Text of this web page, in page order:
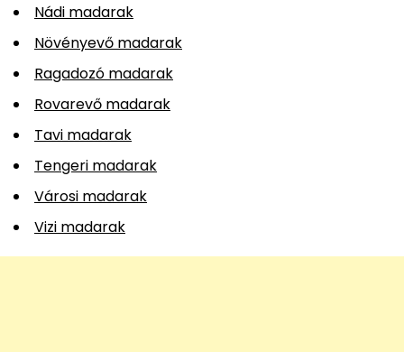
Nádi madarak
Növényevő madarak
Ragadozó madarak
Rovarevő madarak
Tavi madarak
Tengeri madarak
Városi madarak
Vizi madarak